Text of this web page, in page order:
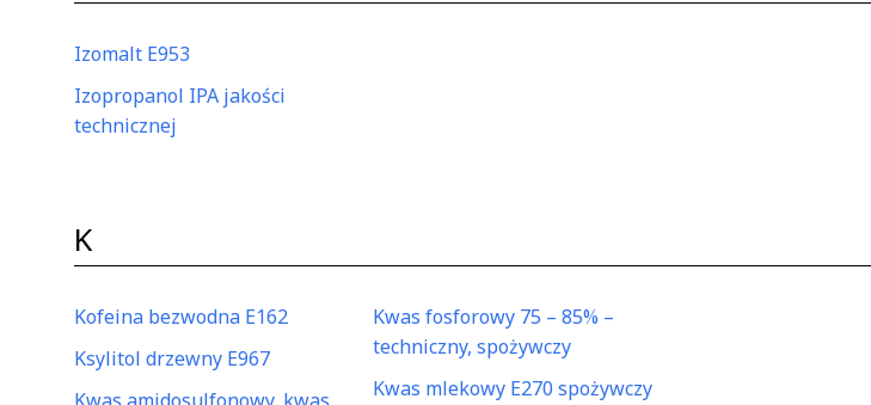
Izomalt E953
Izopropanol IPA jakości
technicznej
K
Kofeina bezwodna E162
Ksylitol drzewny E967
Kwas amidosulfonowy, kwas
Kwas fosforowy 75 – 85% –
techniczny, spożywczy
Kwas mlekowy E270 spożywczy